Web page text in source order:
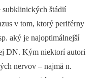
subklinických štádií
v tom, ktorý periférny
aký je najoptimálnejší
DN. Kým niektorí autori
nervov –⁠ najmä n.